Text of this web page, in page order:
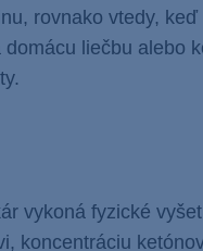
rovnako vtedy,
liečbu alebo
vykoná fyzické
koncentráciu